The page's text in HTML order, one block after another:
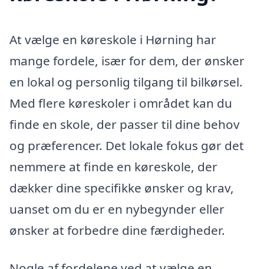
At vælge en køreskole i Hørning har
mange fordele, især for dem, der ønsker
en lokal og personlig tilgang til bilkørsel.
Med flere køreskoler i området kan du
finde en skole, der passer til dine behov
og præferencer. Det lokale fokus gør det
nemmere at finde en køreskole, der
dækker dine specifikke ønsker og krav,
uanset om du er en nybegynder eller
ønsker at forbedre dine færdigheder.